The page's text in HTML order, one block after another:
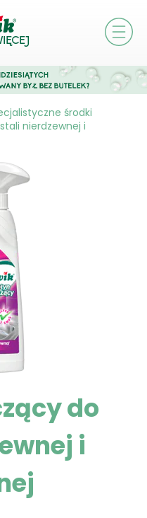
środki
nierdzewnej i
do
i